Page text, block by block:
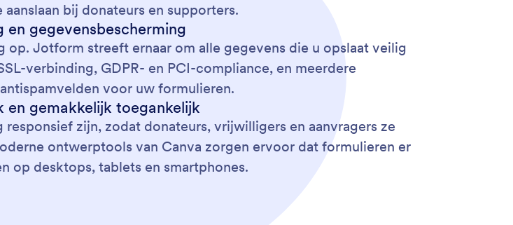
bij donateurs en supporters.
en gegevensbescherming
Jotform streeft ernaar om alle gegevens die u opslaat veilig
verbinding, GDPR- en PCI-compliance, en meerdere
voor uw formulieren.
en gemakkelijk toegankelijk
zijn, zodat donateurs, vrijwilligers en aanvragers ze
ontwerptools van Canva zorgen ervoor dat formulieren er
op desktops, tablets en smartphones.